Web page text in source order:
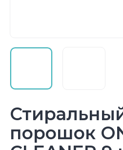
порошок